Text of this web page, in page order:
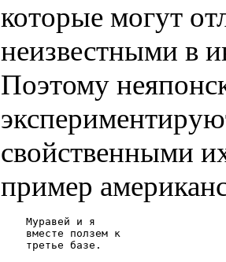
которые могут
неизвестными в
Поэтому
свойственными
пример
    Муравей и я
    вместе ползем к
    третье базе.